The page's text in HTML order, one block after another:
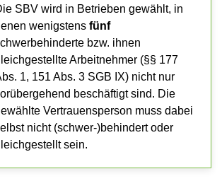
SBV wird in Betrieben gewählt, in
wenigstens fünf
bzw. ihnen
Arbeitnehmer (§§ 177
1, 151 Abs. 3 SGB IX) nicht nur
beschäftigt sind. Die
Vertrauensperson muss dabei
nicht (schwer-)behindert oder
sein.